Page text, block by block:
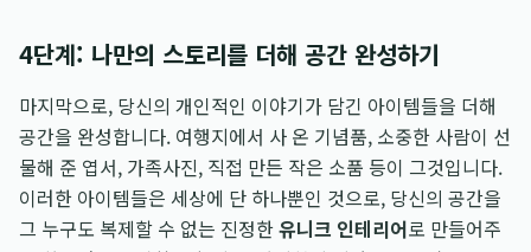
4단계: 나만의 스토리를 더해 공간 완성하기
마지막으로, 당신의 개인적인 이야기가 담긴 아이템들을 더해
공간을 완성합니다. 여행지에서 사 온 기념품, 소중한 사람이 선
물해 준 엽서, 가족사진, 직접 만든 작은 소품 등이 그것입니다.
이러한 아이템들은 세상에 단 하나뿐인 것으로, 당신의 공간을
그 누구도 복제할 수 없는 진정한유니크 인테리어로 만들어주